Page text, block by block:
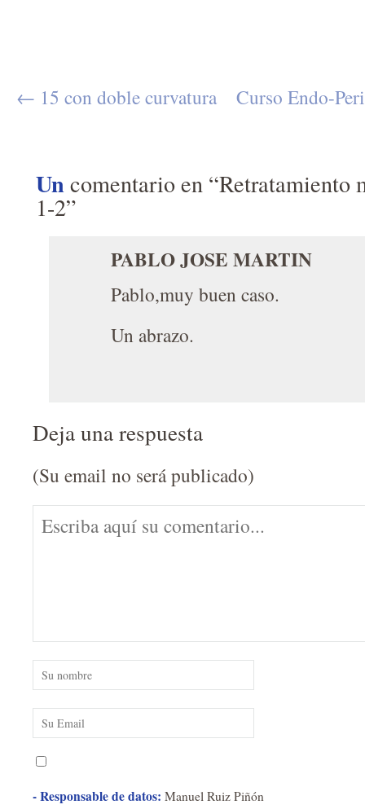
← 15 con doble curvatura Curso Endo-
Uncomentario en “Retratamiento
1-2”
PABLO JOSE MARTIN
Pablo,muy buen caso.
Un abrazo.
Deja una respuesta
(Su email no será publicado)
- Responsable de datos: Manuel Ruiz Piñón